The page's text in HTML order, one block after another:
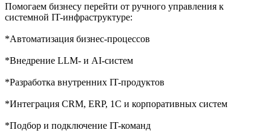
Помогаем бизнесу перейти от ручного управления к
системной IT-инфраструктуре:
*Автоматизация бизнес-процессов
*Внедрение LLM- и AI-систем
*Разработка внутренних IT-продуктов
*Интеграция CRM, ERP, 1С и корпоративных систем
*Подбор и подключение IT-команд